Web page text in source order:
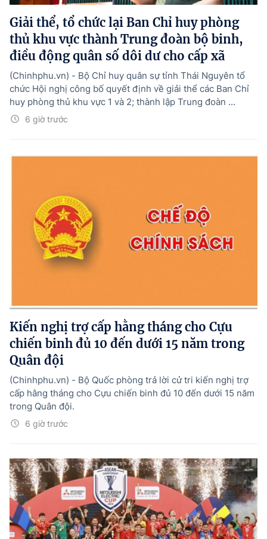
Giải thể, tổ chức lại Ban Chỉ huy phòng
thủ khu vực thành Trung đoàn bộ binh,
điều động quân số dôi dư cho cấp xã
6 giờ trước
(Chinhphu.vn) - Bộ Chỉ huy quân sự tỉnh Thái Nguyên tổ
chức Hội nghị công bố quyết định về giải thể các Ban Chỉ
huy phòng thủ khu vực 1 và 2; thành lập Trung đoàn ...
Kiến nghị trợ cấp hằng tháng cho Cựu
chiến binh đủ 10 đến dưới 15 năm trong
Quân đội
6 giờ trước
(Chinhphu.vn) - Bộ Quốc phòng trả lời cử tri kiến nghị trợ
cấp hằng tháng cho Cựu chiến binh đủ 10 đến dưới 15 năm
trong Quân đội.